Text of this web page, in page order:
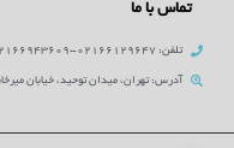
تماس با ما
تلفن: 02166129647-02166943609
آدرس: تهران، میدان توحید، خیابان میرخانی، پلاک